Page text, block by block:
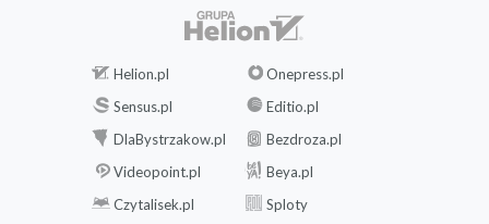
Helion.pl
Onepress.pl
Sensus.pl
Editio.pl
DlaBystrzakow.pl
Bezdroza.pl
Videopoint.pl
Beya.pl
Czytalisek.pl
Sploty